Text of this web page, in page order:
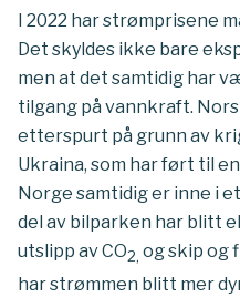
I 2022 har strømprisene
Det skyldes ikke bare
men at det samtidig har
tilgang på vannkraft.
etterspurt på grunn av
Ukraina, som har ført til
Norge samtidig er inne i
del av bilparken har blitt
utslipp av CO2, og skip og
har strømmen blitt mer